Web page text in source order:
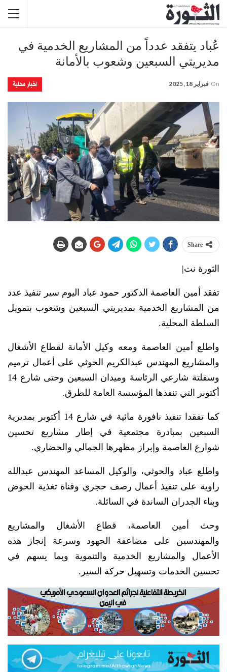
عُباد يتفقد عدداً من المشاريع الخدمية في
مديريتي السبعين وشعوب بالأمانة
اخبار محلية On فبراير 18, 2025
Share
الثورة نت|
تفقد أمين العاصمة الدكتور حمود عباد اليوم سير تنفيذ عدد
من المشاريع الخدمية بمديريتي السبعين وشعوب بتمويل
السلطة المحلية.
واطلع أمين العاصمة ومعه وكيل الأمانة لقطاع الأشغال
والمشاريع المهندس عبدالكريم الحوثي على أعمال ترميم
وسفلتة شارعي الرئاسة وميدان السبعين وحتى شارع 14
أكتوبر التي تنفذها المؤسسة العامة للطرق.
كما تفقدا تنفيذ نافورة مائية في شارع 14 أكتوبر بمديرية
السبعين بمبادرة مجتمعية في إطار مشاريع تحسين
شوارع العاصمة وإبراز مظهرها الجمالي والحضاري.
واطلع عباد والحوثي، والوكيل المساعد المهندس عبدالله
راوية على تنفيذ أعمال رصف حجري وقناة تغذية الحوض
وبناء الجدران الساندة في السائلة.
وحث أمين العاصمة، قطاع الأشغال والمشاريع
والمهندسين على مضاعفة الجهود وسرعة إنجاز هذه
الأعمال والمشاريع الخدمية والتنموية وبما يسهم في
تحسين الخدمات وتسهيل حركة السير.